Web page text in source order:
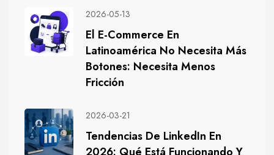
2026-05-13
El E-Commerce En
Latinoamérica No Necesita Más
Botones: Necesita Menos
Fricción
2026-03-21
Tendencias De LinkedIn En